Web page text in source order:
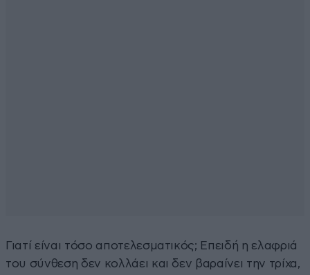
Γιατί είναι τόσο αποτελεσματικός; Επειδή η ελαφριά
του σύνθεση δεν κολλάει και δεν βαραίνει την τρίχα,